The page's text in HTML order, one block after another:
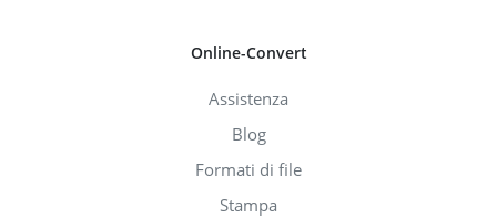
Online-Convert
Assistenza
Blog
Formati di file
Stampa